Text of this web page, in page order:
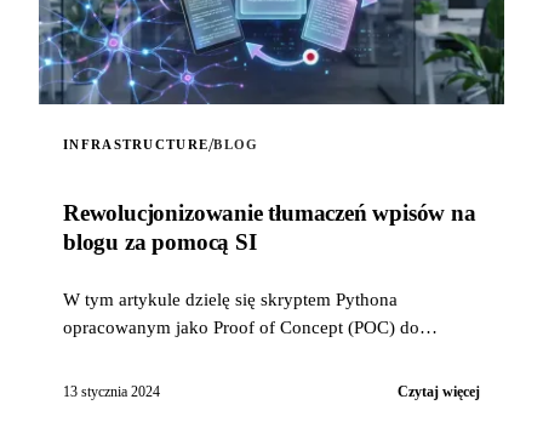
INFRASTRUCTURE/BLOG
Rewolucjonizowanie tłumaczeń wpisów na
blogu za pomocą SI
W tym artykule dzielę się skryptem Pythona
opracowanym jako Proof of Concept (POC) do
wykorzystując...
13 stycznia 2024 Czytaj więcej